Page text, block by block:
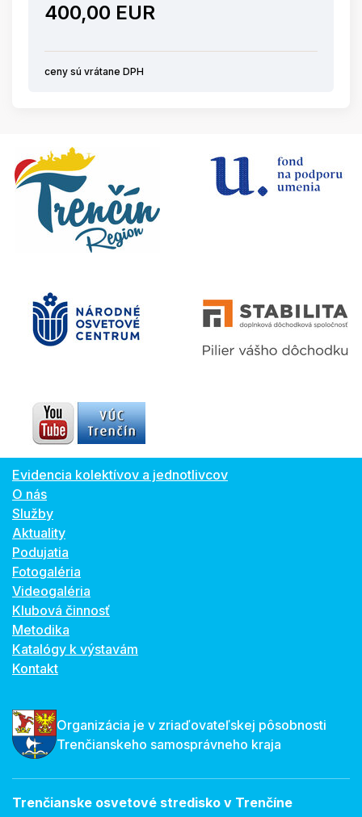
400,00 EUR
ceny sú vrátane DPH
Evidencia kolektívov a jednotlivcov
O nás
Služby
Aktuality
Podujatia
Fotogaléria
Videogaléria
Klubová činnosť
Metodika
Katalógy k výstavám
Kontakt
Organizácia je v zriaďovateľskej pôsobnosti
Trenčianskeho samosprávneho kraja
Trenčianske osvetové stredisko v Trenčíne